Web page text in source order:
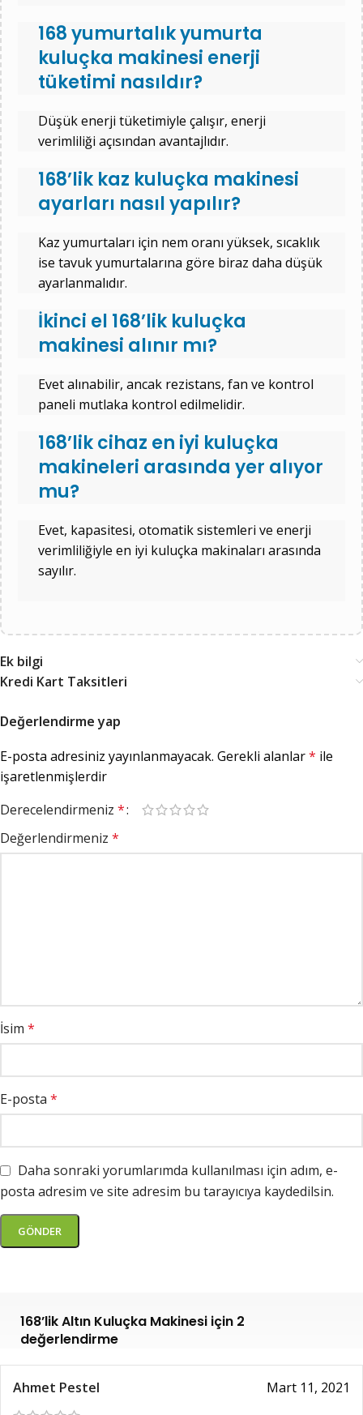
168 yumurtalık yumurta
kuluçka makinesi enerji
tüketimi nasıldır?
Düşük enerji tüketimiyle çalışır, enerji
verimliliği açısından avantajlıdır.
168’lik kaz kuluçka makinesi
ayarları nasıl yapılır?
Kaz yumurtaları için nem oranı yüksek, sıcaklık
ise tavuk yumurtalarına göre biraz daha düşük
ayarlanmalıdır.
İkinci el 168’lik kuluçka
makinesi alınır mı?
Evet alınabilir, ancak rezistans, fan ve kontrol
paneli mutlaka kontrol edilmelidir.
168’lik cihaz en iyi kuluçka
makineleri arasında yer alıyor
mu?
Evet, kapasitesi, otomatik sistemleri ve enerji
verimliliğiyle en iyi kuluçka makinaları arasında
sayılır.
Ek bilgi
Kredi Kart Taksitleri
168’lik Altın Kuluçka Makinesi için 2
değerlendirme
Ahmet Pestel Mart 11, 2021
Değerlendirme yap
E-posta adresiniz yayınlanmayacak. Gerekli alanlar* ile
işaretlenmişlerdir
Derecelendirmeniz *
Değerlendirmeniz *
İsim *
E-posta *
Daha sonraki yorumlarımda kullanılması için adım, e-
posta adresim ve site adresim bu tarayıcıya kaydedilsin.